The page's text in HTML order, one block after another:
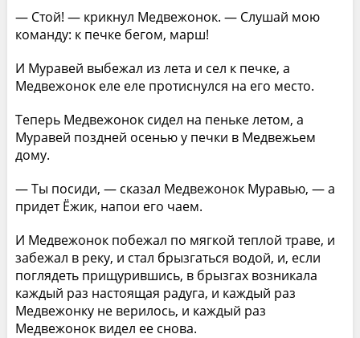
— Стой! — крикнул Медвежонок. — Слушай мою
команду: к печке бегом, марш!
И Муравей выбежал из лета и сел к печке, а
Медвежонок еле еле протиснулся на его место.
Теперь Медвежонок сидел на пеньке летом, а
Муравей поздней осенью у печки в Медвежьем
дому.
— Ты посиди, — сказал Медвежонок Муравью, — а
придет Ёжик, напои его чаем.
И Медвежонок побежал по мягкой теплой траве, и
забежал в реку, и стал брызгаться водой, и, если
поглядеть прищурившись, в брызгах возникала
каждый раз настоящая радуга, и каждый раз
Медвежонку не верилось, и каждый раз
Медвежонок видел ее снова.